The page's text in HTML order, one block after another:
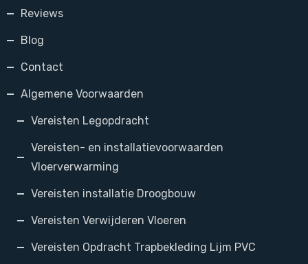
Reviews
Blog
Contact
Algemene Voorwaarden
Vereisten Legopdracht
Vereisten- en installatievoorwaarden
Vloerverwarming
Vereisten installatie Droogbouw
Vereisten Verwijderen Vloeren
Vereisten Opdracht Trapbekleding Lijm PVC